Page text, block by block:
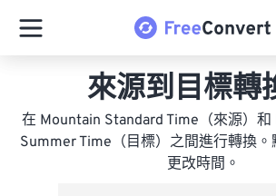
來源到目標轉
在 Mountain Standard Time（來源）
Summer Time（目標）之間進行轉換。
更改時間。